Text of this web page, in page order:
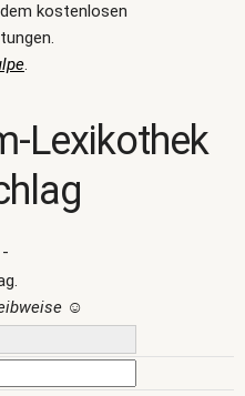
kostenlosen
.
Lexikothek
☺